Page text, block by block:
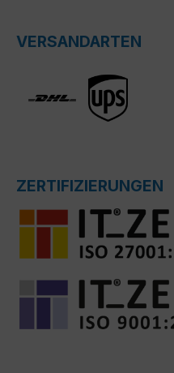
VERSANDARTEN
ZERTIFIZIERUNGEN